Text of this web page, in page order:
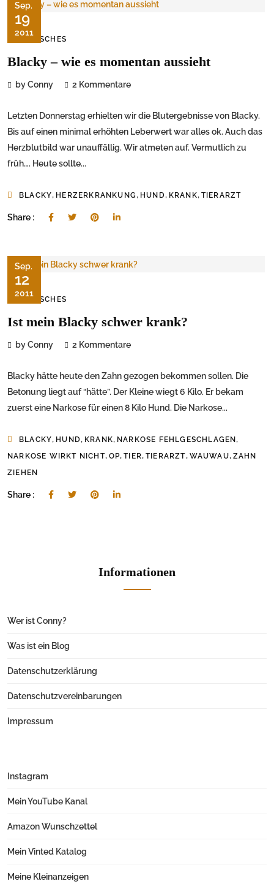
Sep.
19
2011
TIERISCHES
Blacky – wie es momentan aussieht
by Conny 2 Kommentare
Letzten Donnerstag erhielten wir die Blutergebnisse von Blacky.
Bis auf einen minimal erhöhten Leberwert war alles ok. Auch das
Herzblutbild war unauffällig. Wir atmeten auf. Vermutlich zu
früh…. Heute sollte...
BLACKY, HERZERKRANKUNG, HUND, KRANK, TIERARZT
Share :
Sep.
12
2011
TIERISCHES
Ist mein Blacky schwer krank?
by Conny 2 Kommentare
Blacky hätte heute den Zahn gezogen bekommen sollen. Die
Betonung liegt auf “hätte”. Der Kleine wiegt 6 Kilo. Er bekam
zuerst eine Narkose für einen 8 Kilo Hund. Die Narkose...
BLACKY, HUND, KRANK, NARKOSE FEHLGESCHLAGEN,
NARKOSE WIRKT NICHT, OP,TIER,TIERARZT, WAUWAU, ZAHN
ZIEHEN
Share :
Informationen
Wer ist Conny?
Was ist ein Blog
Datenschutzerklärung
Datenschutzvereinbarungen
Impressum
Instagram
Mein YouTube Kanal
Amazon Wunschzettel
Mein Vinted Katalog
Meine Kleinanzeigen